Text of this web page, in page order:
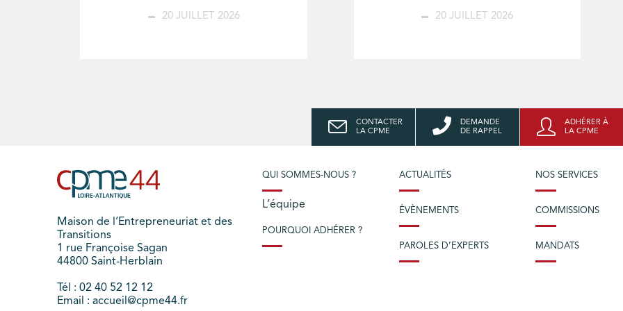
20 JUILLET 2026 20 JUILLET 2026
CONTACTER
LA CPME
DEMANDE
DE RAPPEL
ADHÉRER À
LA CPME
Maison de l’Entrepreneuriat et des
Transitions
1 rue Françoise Sagan
44800 Saint-Herblain
Tél : 02 40 52 12 12
Email : accueil@cpme44.fr
QUI SOMMES-NOUS ?
L’équipe
POURQUOI ADHÉRER ?
ACTUALITÉS
ÉVÈNEMENTS
PAROLES D’EXPERTS
NOS SERVICES
COMMISSIONS
MANDATS